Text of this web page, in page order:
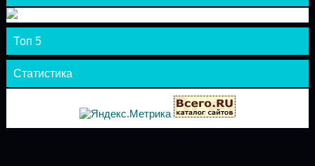
Топ 5
Статистика